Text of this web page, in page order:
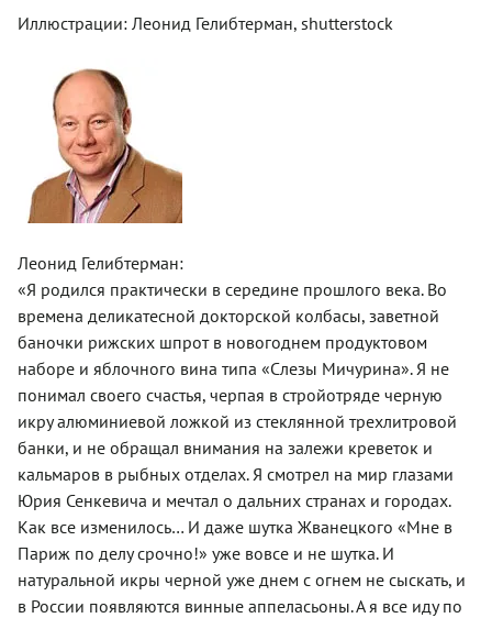
Иллюстрации: Леонид Гелибтерман, shutterstock
Леонид Гелибтерман:
«Я родился практически в середине прошлого века. Во
времена деликатесной докторской колбасы, заветной
баночки рижских шпрот в новогоднем продуктовом
наборе и яблочного вина типа «Слезы Мичурина». Я не
понимал своего счастья, черпая в стройотряде черную
икру алюминиевой ложкой из стеклянной трехлитровой
банки, и не обращал внимания на залежи креветок и
кальмаров в рыбных отделах. Я смотрел на мир глазами
Юрия Сенкевича и мечтал о дальних странах и городах.
Как все изменилось… И даже шутка Жванецкого «Мне в
Париж по делу срочно!» уже вовсе и не шутка. И
натуральной икры черной уже днем с огнем не сыскать, и
в России появляются винные аппеласьоны. А я все иду по